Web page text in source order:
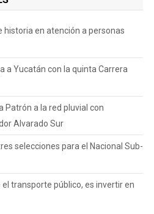
historia en atención a personas
a Yucatán con la quinta Carrera
Patrón a la red pluvial con
Alvarado Sur
selecciones para el Nacional Sub-
transporte público, es invertir en